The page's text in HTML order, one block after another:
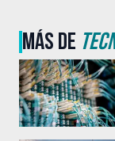
MÁS DE